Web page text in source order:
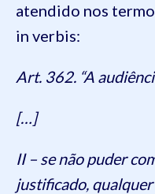
atendido nos
in verbis:
Art. 362. “A
[…]
II – se não puder
justificado,